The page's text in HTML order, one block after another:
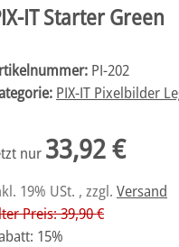
IT Starter Green
PI-202
PIX-IT Pixelbilder
nur 33,92 €
19% USt. , zzgl. Versand
Preis: 39,90 €
15%